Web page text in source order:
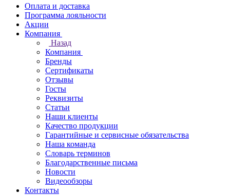
Оплата и доставка
Программа лояльности
Акции
Компания
Назад
Компания
Бренды
Сертификаты
Отзывы
Госты
Реквизиты
Статьи
Наши клиенты
Качество продукции
Гарантийные и сервисные обязательства
Наша команда
Словарь терминов
Благодарственные письма
Новости
Видеообзоры
Контакты